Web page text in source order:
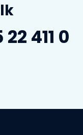
411 0